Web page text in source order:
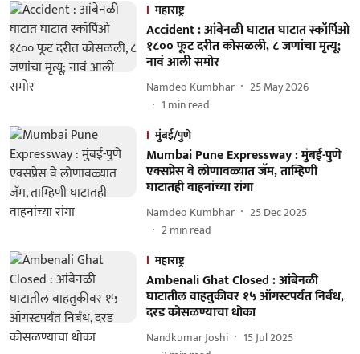
महाराष्ट्र
Accident : आंबेनळी घाटात घाटात स्कॉर्पिओ
१८०० फूट दरीत कोसळली, ८ जणांचा मृत्यू;
नावं आली समोर
Namdeo Kumbhar
25 May 2026
1 min read
मुंबई/पुणे
Mumbai Pune Expressway : मुंबई-पुणे
एक्सप्रेस वे लोणावळ्यात जॅम, ताम्हिणी
घाटातही वाहनांच्या रांगा
Namdeo Kumbhar
25 Dec 2025
2min read
महाराष्ट्र
Ambenali Ghat Closed : आंबेनळी
घाटातील वाहतुकीवर १५ ऑगस्टपर्यंत निर्बंध,
दरड कोसळण्याचा धोका
Nandkumar Joshi
15 Jul 2025